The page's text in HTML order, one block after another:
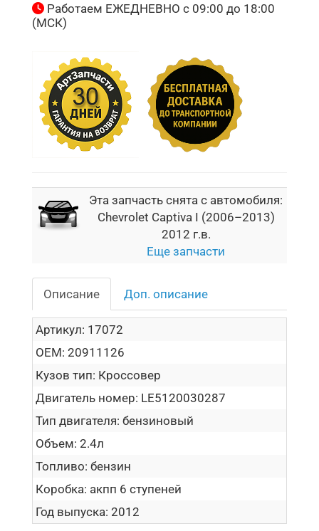
Работаем ЕЖЕДНЕВНО с 09:00 до 18:00
(МСК)
Эта запчасть снята с автомобиля:
Chevrolet Captiva I (2006–2013)
2012 г.в.
Еще запчасти
Описание Доп. описание
Артикул: 17072
OEM: 20911126
Кузов тип: Кроссовер
Двигатель номер: LE5120030287
Тип двигателя: бензиновый
Объем: 2.4л
Топливо: бензин
Коробка: акпп 6 ступеней
Год выпуска: 2012